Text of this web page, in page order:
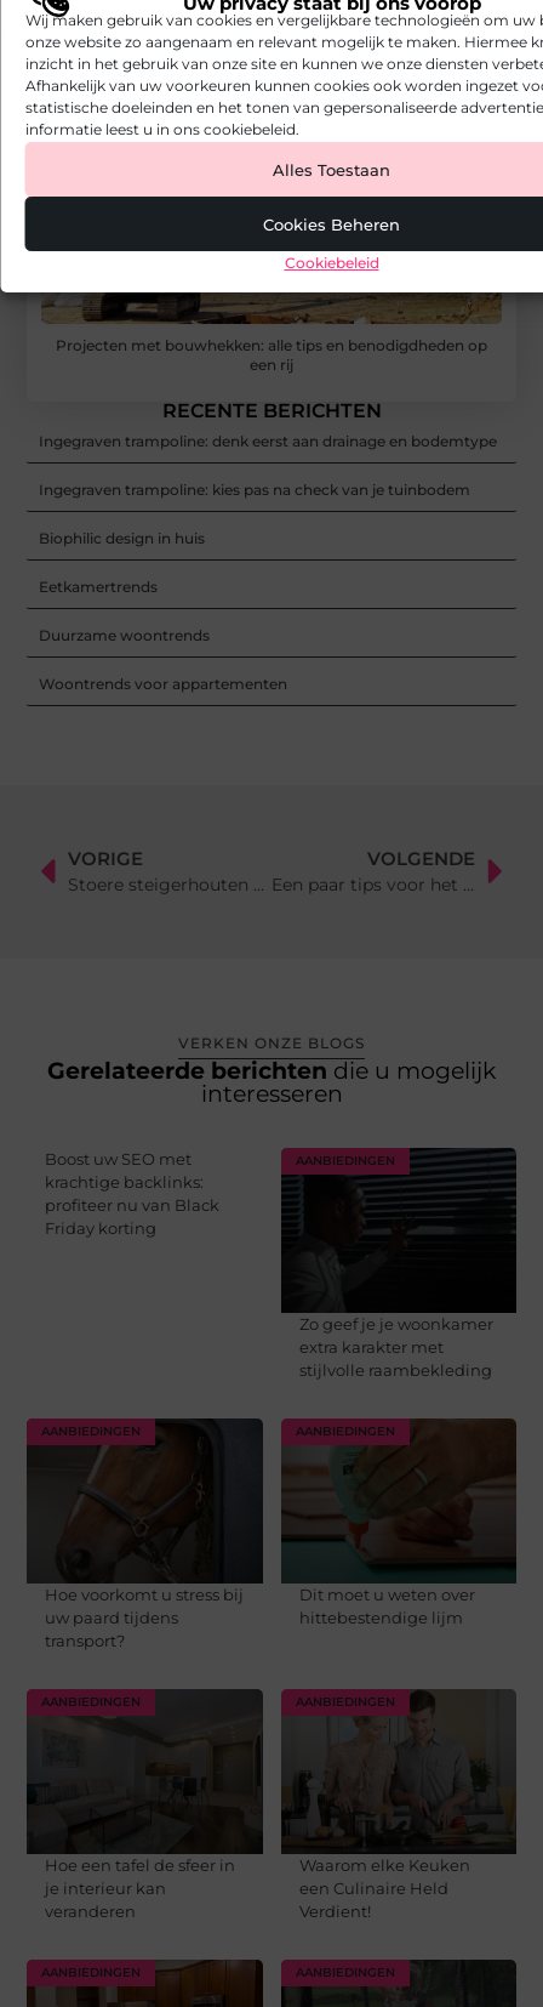
Wij maken gebruik van cookies en vergelijkbare technologieën om uw
onze website zo aangenaam en relevant mogelijk te maken. Hiermee
inzicht in het gebruik van onze site en kunnen we onze diensten
Afhankelijk van uw voorkeuren kunnen cookies ook worden ingezet
statistische doeleinden en het tonen van gepersonaliseerde
informatie leest u in ons cookiebeleid.
Alles Toestaan
Cookies Beheren
Cookiebeleid
Projecten met bouwhekken: alle tips en benodigdheden op
een rij
RECENTE BERICHTEN
Ingegraven trampoline: denk eerst aan drainage en bodemtype
Ingegraven trampoline: kies pas na check van je tuinbodem
Biophilic design in huis
Eetkamertrends
Duurzame woontrends
Woontrends voor appartementen
VORIGE
Stoere steigerhouten tuinmeubelen: de perfecte toevoeging aan je buitenruimte
VOLGENDE
Een paar tips voor het kopen van een kapstok
VERKEN ONZE BLOGS
Gerelateerde berichten die u mogelijk
interesseren
Boost uw SEO met
krachtige backlinks:
profiteer nu van Black
Friday korting
AANBIEDINGEN
Zo geef je je woonkamer
extra karakter met
stijlvolle raambekleding
AANBIEDINGEN
Hoe voorkomt u stress bij
uw paard tijdens
transport?
AANBIEDINGEN
Dit moet u weten over
hittebestendige lijm
AANBIEDINGEN
Hoe een tafel de sfeer in
je interieur kan
veranderen
AANBIEDINGEN
Waarom elke Keuken
een Culinaire Held
Verdient!
AANBIEDINGEN AANBIEDINGEN